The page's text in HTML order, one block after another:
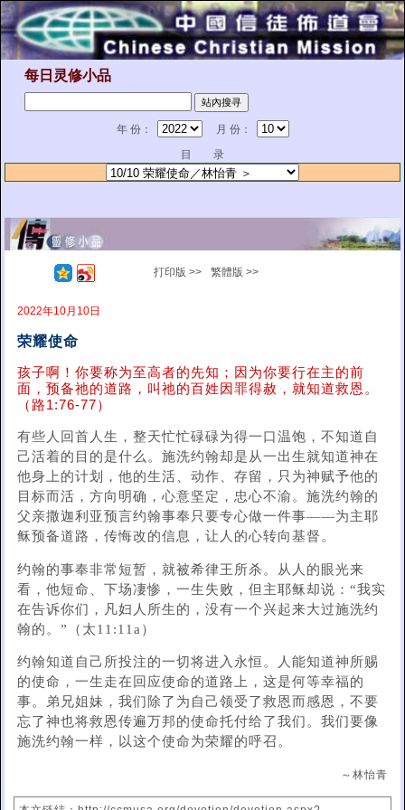
每日灵修小品
年 份：
月 份：
目 录
打印版 >> 繁體版 >>
2022年10月10日
荣耀使命
孩子啊！你要称为至高者的先知；因为你要行在主的前
面，预备祂的道路，叫祂的百姓因罪得赦，就知道救恩。
（路1:76-77）
有些人回首人生，整天忙忙碌碌为得一口温饱，不知道自
己活着的目的是什么。施洗约翰却是从一出生就知道神在
他身上的计划，他的生活、动作、存留，只为神赋予他的
目标而活，方向明确，心意坚定，忠心不渝。施洗约翰的
父亲撒迦利亚预言约翰事奉只要专心做一件事——为主耶
稣预备道路，传悔改的信息，让人的心转向基督。
约翰的事奉非常短暂，就被希律王所杀。从人的眼光来
看，他短命、下场凄惨，一生失败，但主耶稣却说：“我实
在告诉你们，凡妇人所生的，没有一个兴起来大过施洗约
翰的。”（太11:11a）
约翰知道自己所投注的一切将进入永恒。人能知道神所赐
的使命，一生走在回应使命的道路上，这是何等幸福的
事。弟兄姐妹，我们除了为自己领受了救恩而感恩，不要
忘了神也将救恩传遍万邦的使命托付给了我们。我们要像
施洗约翰一样，以这个使命为荣耀的呼召。
～林怡青